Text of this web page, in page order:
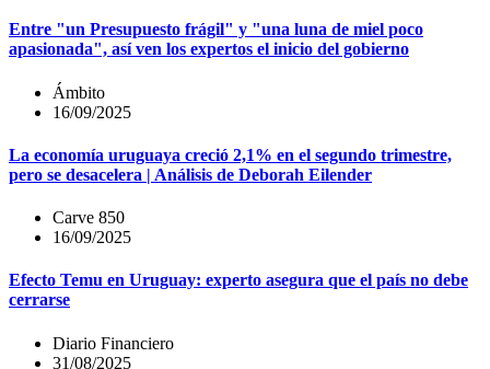
Entre "un Presupuesto frágil" y "una luna de miel poco
apasionada", así ven los expertos el inicio del gobierno
Ámbito
16/09/2025
La economía uruguaya creció 2,1% en el segundo trimestre,
pero se desacelera | Análisis de Deborah Eilender
Carve 850
16/09/2025
Efecto Temu en Uruguay: experto asegura que el país no debe
cerrarse
Diario Financiero
31/08/2025